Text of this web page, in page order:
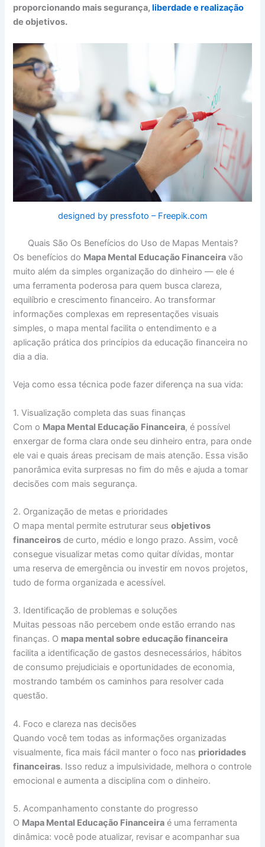
proporcionando mais segurança, liberdade e realização
de objetivos.
designed by pressfoto – Freepik.com
Quais São Os Benefícios do Uso de Mapas Mentais?
Os benefícios do Mapa Mental Educação Financeira vão
muito além da simples organização do dinheiro — ele é
uma ferramenta poderosa para quem busca clareza,
equilíbrio e crescimento financeiro. Ao transformar
informações complexas em representações visuais
simples, o mapa mental facilita o entendimento e a
aplicação prática dos princípios da educação financeira no
dia a dia.
Veja como essa técnica pode fazer diferença na sua vida:
1. Visualização completa das suas finanças
Com o Mapa Mental Educação Financeira, é possível
enxergar de forma clara onde seu dinheiro entra, para onde
ele vai e quais áreas precisam de mais atenção. Essa visão
panorâmica evita surpresas no fim do mês e ajuda a tomar
decisões com mais segurança.
2. Organização de metas e prioridades
O mapa mental permite estruturar seusobjetivos
financeiros de curto, médio e longo prazo. Assim, você
consegue visualizar metas como quitar dívidas, montar
uma reserva de emergência ou investir em novos projetos,
tudo de forma organizada e acessível.
3. Identificação de problemas e soluções
Muitas pessoas não percebem onde estão errando nas
finanças. O mapa mental sobre educação financeira
facilita a identificação de gastos desnecessários, hábitos
de consumo prejudiciais e oportunidades de economia,
mostrando também os caminhos para resolver cada
questão.
4. Foco e clareza nas decisões
Quando você tem todas as informações organizadas
visualmente, fica mais fácil manter o foco nas prioridades
financeiras. Isso reduz a impulsividade, melhora o controle
emocional e aumenta a disciplina com o dinheiro.
5. Acompanhamento constante do progresso
O Mapa Mental Educação Financeira é uma ferramenta
dinâmica: você pode atualizar, revisar e acompanhar sua